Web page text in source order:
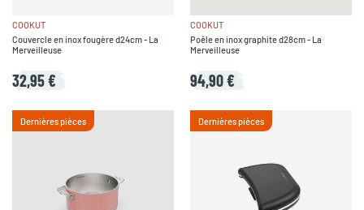
COOKUT
Couvercle en inox fougère d24cm - La
Merveilleuse
32,95 €
COOKUT
Poêle en inox graphite d28cm - La
Merveilleuse
94,90 €
Dernières pièces Dernières pièces